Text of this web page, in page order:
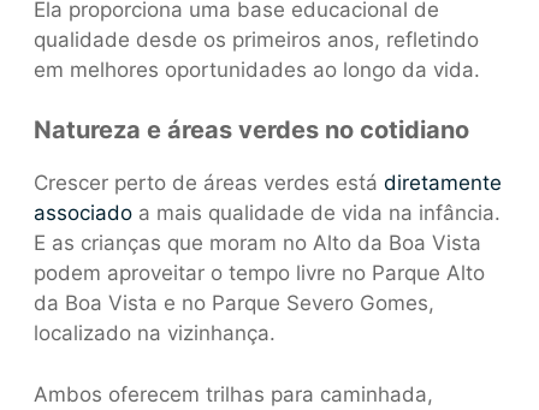
Ela proporciona uma base educacional de
qualidade desde os primeiros anos, refletindo
em melhores oportunidades ao longo da vida.
Natureza e áreas verdes no cotidiano
Crescer perto de áreas verdes está diretamente
associado a mais qualidade de vida na infância.
E as crianças que moram no Alto da Boa Vista
podem aproveitar o tempo livre no Parque Alto
da Boa Vista e no Parque Severo Gomes,
localizado na vizinhança.
Ambos oferecem trilhas para caminhada,